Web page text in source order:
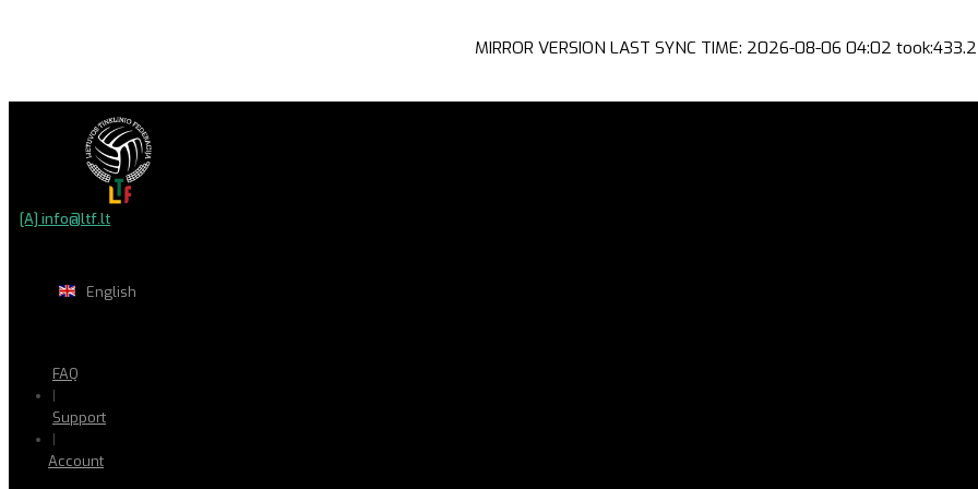
MIRROR VERSION LAST SYNC TIME: 2026-08-06 04:02
[A] info@ltf.lt
English
FAQ
|
Support
|
Account